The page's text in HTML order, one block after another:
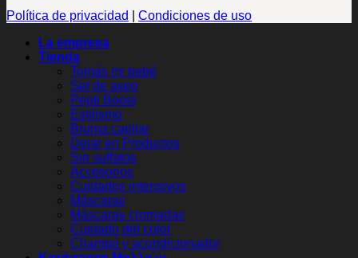
Política de privacidad
Condiciones de uso
La empresa
Tienda
Tomás mi bebé
Set de aseo
Pepti Boost
Estilismo
Bruma capilar
Dejar en Productos
Sin sulfatos
Accesorios
Cuidados intensivos
Máscaras
Máscaras cromadas
Cuidado del color
Champú y acondicionador